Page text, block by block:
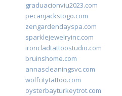
graduacionviu2023.com
pecanjackstogo.com
zengardendayspa.com
sparklejewelryinc.com
ironcladtattoostudio.com
bruinshome.com
annascleaningsvc.com
wolfcitytattoo.com
oysterbayturkeytrot.com